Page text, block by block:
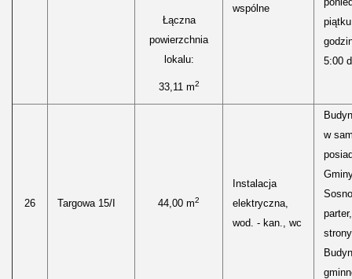
Łączna
powierzchnia
lokalu:
33,11 m2
wspólne
5:00
26 Targowa 15/I 44,00 m2
Instalacja
elektryczna,
wod. - kan., wc
w